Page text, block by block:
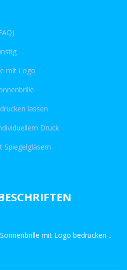
mit Logo
lassen
Druck
Spiegelgläsern
mit Logo bedrucken ..